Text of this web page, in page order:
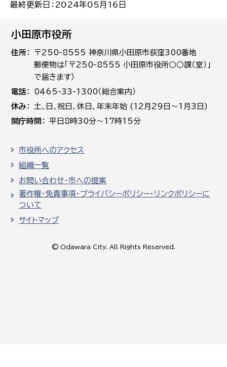
最終更新日：2024年05月16日
小田原市役所
住所
〒250-8555 神奈川県小田原市荻窪300番地
郵便物は「〒250-8555 小田原市役所○○課（室）」
で届きます）
電話
0465-33-1300（総合案内）
休み
土､日､祝日、休日、年末年始 (12月29日～1月3日)
開庁時間
平日8時30分～17時15分
市役所へのアクセス
組織一覧
お問い合わせ・市への提案
著作権・免責事項・プライバシーポリシー・リンクポリシーに
ついて
サイトマップ
© Odawara City, All Rights Reserved.